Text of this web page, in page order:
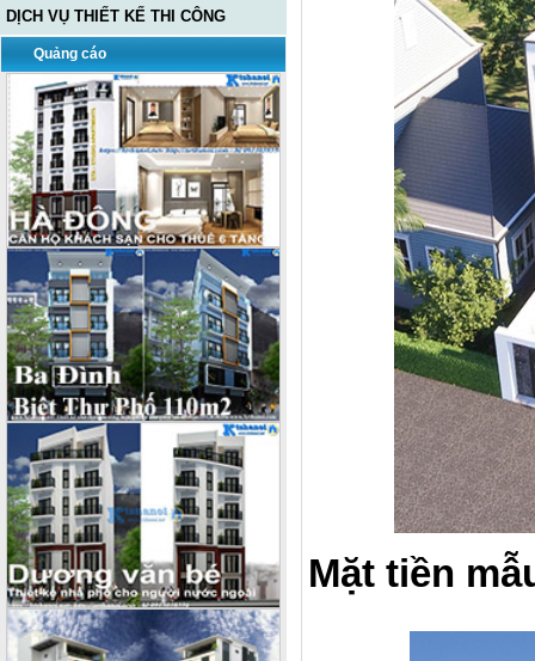
DỊCH VỤ THIẾT KẾ THI CÔNG
Quảng cáo
Mặt tiền